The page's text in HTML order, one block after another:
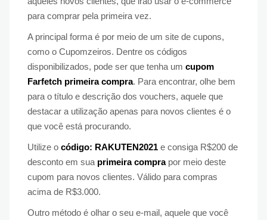
para comprar pela primeira vez.
A principal forma é por meio de um site de cupons,
como o Cupomzeiros. Dentre os códigos
disponibilizados, pode ser que tenha um cupom
Farfetch primeira compra. Para encontrar, olhe bem
para o título e descrição dos vouchers, aquele que
destacar a utilização apenas para novos clientes é o
que você está procurando.
Utilize o código: RAKUTEN2021 e consiga R$200 de
desconto em sua primeira comprapor meio deste
cupom para novos clientes. Válido para compras
acima de R$3.000.
Outro método é olhar o seu e-mail, aquele que você